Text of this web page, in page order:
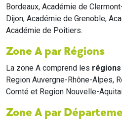
Bordeaux, Académie de
Dijon, Académie de Grenoble,
Académie de Poitiers.
Zone A par Régions
La zone A comprend les régions
Region Auvergne-Rhône-Alpes,
Comté et Region Nouvelle-
Zone A par